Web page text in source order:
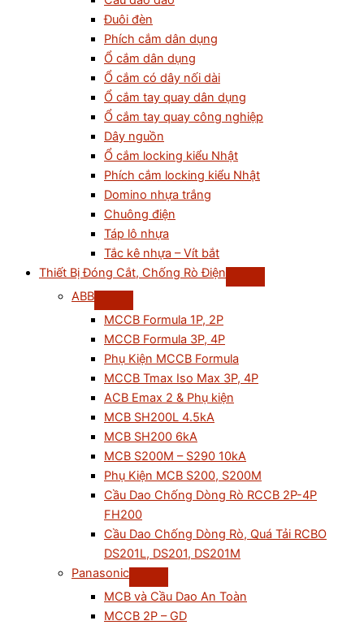
Đuôi đèn
Phích cắm dân dụng
Ổ cắm dân dụng
Ổ cắm có dây nối dài
Ổ cắm tay quay dân dụng
Ổ cắm tay quay công nghiệp
Dây nguồn
Ổ cắm locking kiểu Nhật
Phích cắm locking kiểu Nhật
Domino nhựa trắng
Chuông điện
Táp lô nhựa
Tắc kê nhựa – Vít bắt
Thiết Bị Đóng Cắt, Chống Rò Điện
ABB
MCCB Formula 1P, 2P
MCCB Formula 3P, 4P
Phụ Kiện MCCB Formula
MCCB Tmax Iso Max 3P, 4P
ACB Emax 2 & Phụ kiện
MCB SH200L 4.5kA
MCB SH200 6kA
MCB S200M – S290 10kA
Phụ Kiện MCB S200, S200M
Cầu Dao Chống Dòng Rò RCCB 2P-4P
FH200
Cầu Dao Chống Dòng Rò, Quá Tải RCBO
DS201L, DS201, DS201M
Panasonic
MCB và Cầu Dao An Toàn
MCCB 2P – GD